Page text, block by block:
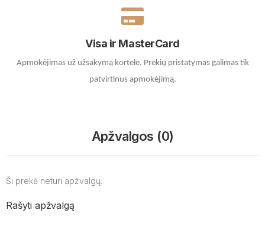
Visa ir MasterCard
Apmokėjimas už užsakymą kortele. Prekių pristatymas galimas tik
patvirtinus apmokėjimą.
Apžvalgos (0)
Ši prekė neturi apžvalgų.
Rašyti apžvalgą